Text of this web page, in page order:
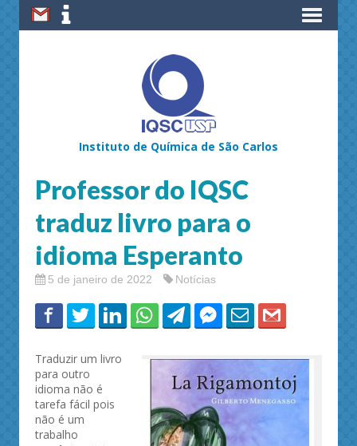
Instituto de Química de São Carlos
Professor do IQSC
traduz livro para o
idioma Esperanto
5 de janeiro de 2022 Notícias
Traduzir um livro
para outro
idioma não é
tarefa fácil pois
não é um
trabalho